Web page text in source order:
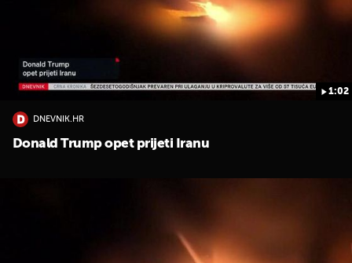
1:02
DNEVNIK.HR
Donald Trump opet prijeti Iranu